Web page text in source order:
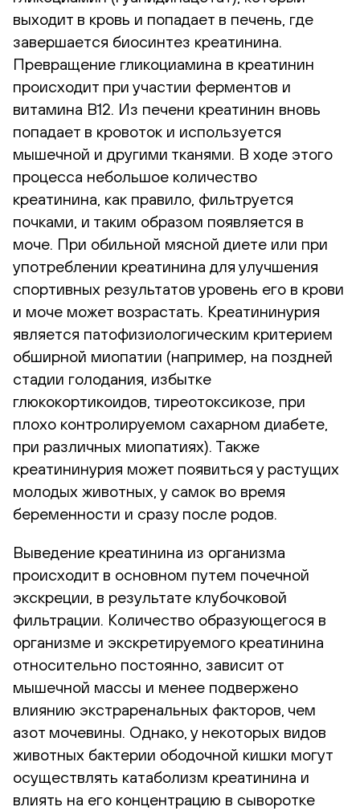
выходит в кровь и попадает в печень, где
завершается биосинтез креатинина.
Превращение гликоциамина в креатинин
происходит при участии ферментов и
витамина В12. Из печени креатинин вновь
попадает в кровоток и используется
мышечной и другими тканями. В ходе этого
процесса небольшое количество
креатинина, как правило, фильтруется
почками, и таким образом появляется в
моче. При обильной мясной диете или при
употреблении креатинина для улучшения
спортивных результатов уровень его в крови
и моче может возрастать. Креатининурия
является патофизиологическим критерием
обширной миопатии (например, на поздней
стадии голодания, избытке
глюкокортикоидов, тиреотоксикозе, при
плохо контролируемом сахарном диабете,
при различных миопатиях). Также
креатининурия может появиться у растущих
молодых животных, у самок во время
беременности и сразу после родов.
Выведение креатинина из организма
происходит в основном путем почечной
экскреции, в результате клубочковой
фильтрации. Количество образующегося в
организме и экскретируемого креатинина
относительно постоянно, зависит от
мышечной массы и менее подвержено
влиянию экстраренальных факторов, чем
азот мочевины. Однако, у некоторых видов
животных бактерии ободочной кишки могут
осуществлять катаболизм креатинина и
влиять на его концентрацию в сыворотке